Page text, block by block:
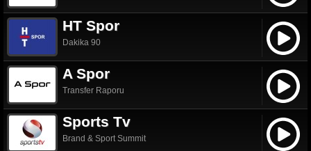
HT Spor
Dakika 90
A Spor
Transfer Raporu
Sports Tv
Brand & Sport Summit